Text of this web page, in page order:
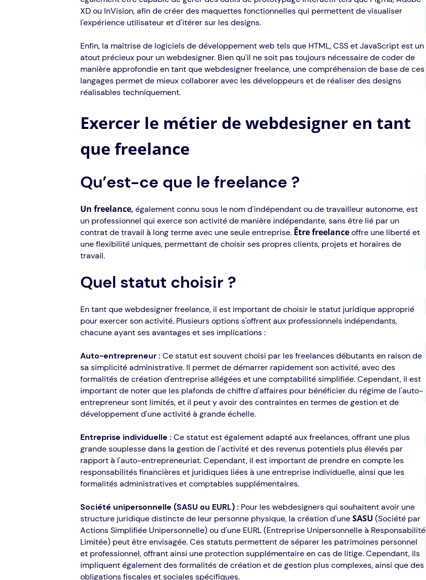
XD ou InVision, afin de créer des maquettes fonctionnelles qui permettent de visualiser
l'expérience utilisateur et d'itérer sur les designs.
Enfin, la maîtrise de logiciels de développement web tels que HTML, CSS et JavaScript est un
atout précieux pour un webdesigner. Bien qu'il ne soit pas toujours nécessaire de coder de
manière approfondie en tant que webdesigner freelance, une compréhension de base de ces
langages permet de mieux collaborer avec les développeurs et de réaliser des designs
réalisables techniquement.
Exercer le métier de webdesigner en tant
que freelance
Qu’est-ce que le freelance ?
Un freelance, également connu sous le nom d'indépendant ou de travailleur autonome, est
un professionnel qui exerce son activité de manière indépendante, sans être lié par un
contrat de travail à long terme avec une seule entreprise. Être freelanceoffre une liberté et
une flexibilité uniques, permettant de choisir ses propres clients, projets et horaires de
travail.
Quel statut choisir ?
En tant que webdesigner freelance, il est important de choisir le statut juridique approprié
pour exercer son activité. Plusieurs options s'offrent aux professionnels indépendants,
chacune ayant ses avantages et ses implications :
Auto-entrepreneur : Ce statut est souvent choisi par les freelances débutants en raison de
sa simplicité administrative. Il permet de démarrer rapidement son activité, avec des
formalités de création d'entreprise allégées et une comptabilité simplifiée. Cependant, il est
important de noter que les plafonds de chiffre d'affaires pour bénéficier du régime de l'auto-
entrepreneur sont limités, et il peut y avoir des contraintes en termes de gestion et de
développement d'une activité à grande échelle.
Entreprise individuelle : Ce statut est également adapté aux freelances, offrant une plus
grande souplesse dans la gestion de l'activité et des revenus potentiels plus élevés par
rapport à l'auto-entrepreneuriat. Cependant, il est important de prendre en compte les
responsabilités financières et juridiques liées à une entreprise individuelle, ainsi que les
formalités administratives et comptables supplémentaires.
Société unipersonnelle (SASU ou EURL) : Pour les webdesigners qui souhaitent avoir une
structure juridique distincte de leur personne physique, la création d'uneSASU (Société par
Actions Simplifiée Unipersonnelle) ou d'une EURL (Entreprise Unipersonnelle à Responsabilité
Limitée) peut être envisagée. Ces statuts permettent de séparer les patrimoines personnel
et professionnel, offrant ainsi une protection supplémentaire en cas de litige. Cependant, ils
impliquent également des formalités de création et de gestion plus complexes, ainsi que des
obligations fiscales et sociales spécifiques.